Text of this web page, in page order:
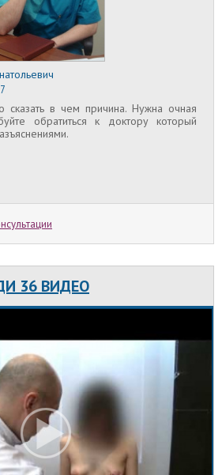
сказать в чем причина. Нужна очная
обратиться к доктору который
36 ВИДЕО